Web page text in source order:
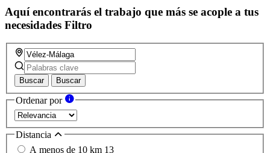
Aquí encontrarás el trabajo que más se acople a tus
necesidades Filtro
Buscar Buscar
Ordenar por
Distancia
A menos de 10 km 13